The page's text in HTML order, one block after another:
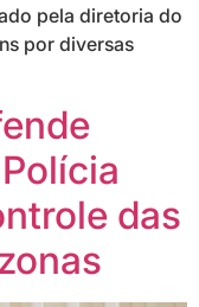
pela diretoria do
por diversas
das